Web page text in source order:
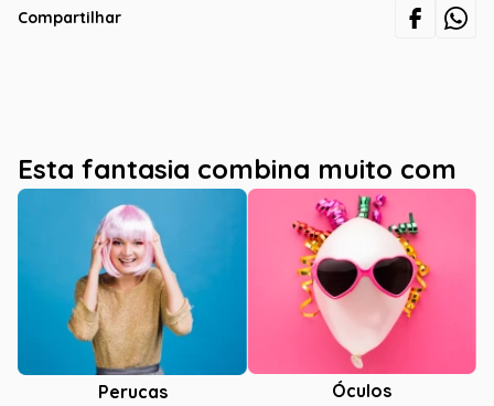
Compartilhar
Esta fantasia combina muito com
Perucas Óculos